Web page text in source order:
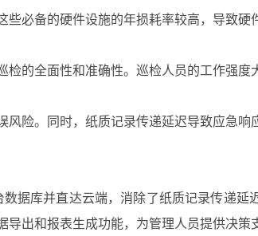
必备的硬件设施的年损耗率较高，导致硬
的全面性和准确性。巡检人员的工作强度
险。同时，纸质记录传递延迟导致应急响
据库并直达云端，消除了纸质记录传递延
出和报表生成功能，为管理人员提供决策